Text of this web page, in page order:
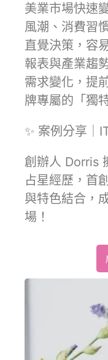
美業市場快速
風潮、消費習
直覺決策，容
報表與產業趨
需求變化，提
牌專屬的「獨
✨ 案例分享｜
創辦人 Dorris
占星經歷，首
與特色結合，
場！